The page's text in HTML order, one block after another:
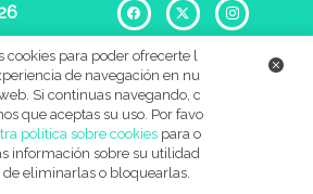
Filtrar
Facebook
X
cookies para poder ofrecerte l
de navegación en nu
Si continuas navegando, c
que aceptas su uso. Por favo
política sobre cookiespara o
información sobre su utilidad
eliminarlas o bloquearlas.